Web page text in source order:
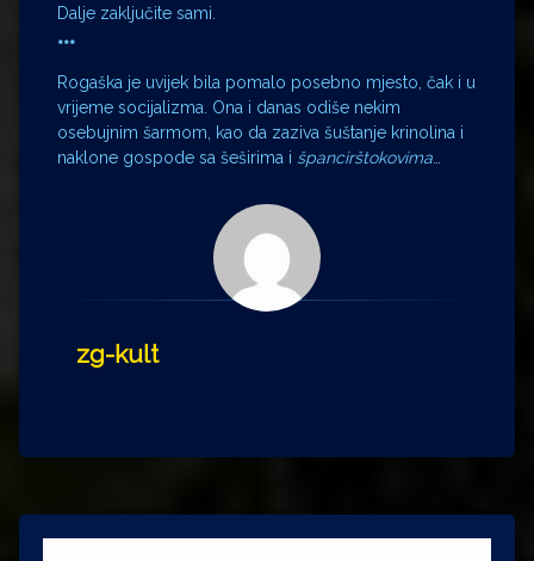
Dalje zaključite sami.
***
Rogaška je uvijek bila pomalo posebno mjesto, čak i u
vrijeme socijalizma. Ona i danas odiše nekim
osebujnim šarmom, kao da zaziva šuštanje krinolina i
naklone gospode sa šeširima i špancirštokovima
zg-kult